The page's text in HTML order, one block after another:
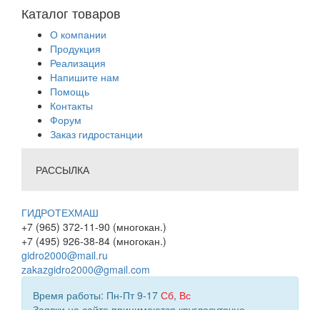
Каталог товаров
О компании
Продукция
Реализация
Напишите нам
Помощь
Контакты
Форум
Заказ гидростанции
РАССЫЛКА
ГИДРОТЕХМАШ
+7 (965) 372-11-90 (многокан.)
+7 (495) 926-38-84 (многокан.)
gidro2000@mail.ru
zakazgidro2000@gmail.com
Время работы: Пн-Пт 9-17 Сб, Вс